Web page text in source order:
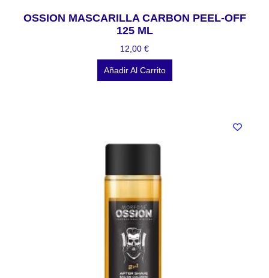
OSSION MASCARILLA CARBON PEEL-OFF
125 ML
12,00 €
Añadir Al Carrito